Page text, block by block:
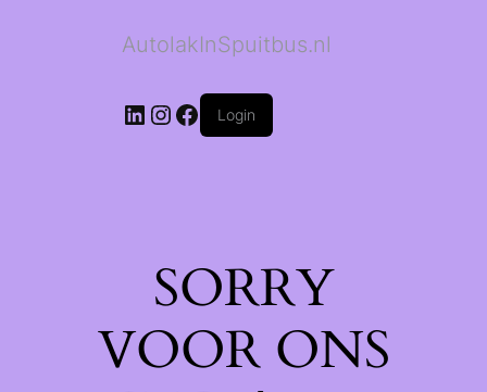
AutolakInSpuitbus.nl
LinkedIn
Instagram
Facebook
Login
SORRY
VOOR ONS